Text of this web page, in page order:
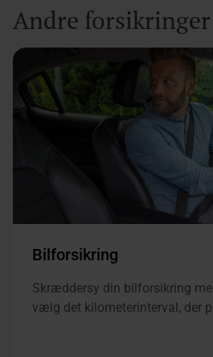
Andre
Bilforsikring
Skræddersy din bilforsikring
vælg det kilometerinterval, der